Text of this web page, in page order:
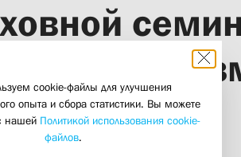
cookie-файлы для улучшения
опыта и сбора статистики. Вы можете
нашей Политикой использования cookie-
файлов.